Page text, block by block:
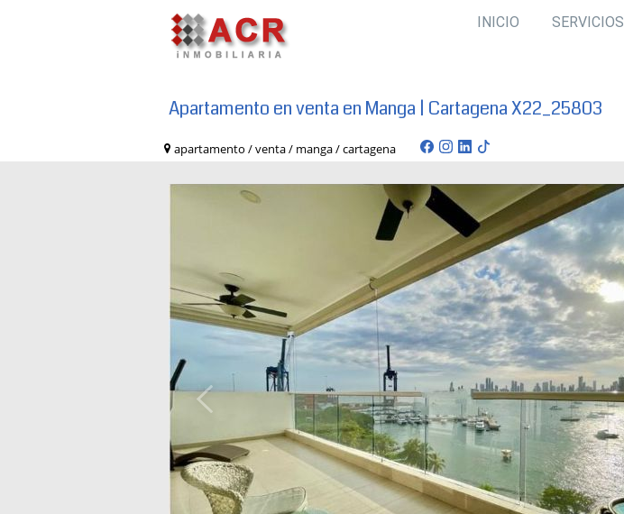
INICIO SERVICIOS
Apartamento en venta en Manga | Cartagena X22_25803
apartamento / venta / manga / cartagena